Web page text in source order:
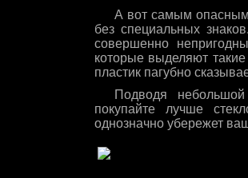
А вот самым опасным
без специальных
совершенно
которые выделяют
пластик пагубно
Подводя
покупайте лучше
однозначно убережет